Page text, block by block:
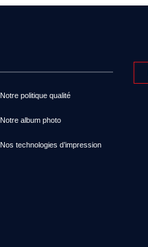
Notre politique qualité
Notre album photo
Nos technologies d’impression